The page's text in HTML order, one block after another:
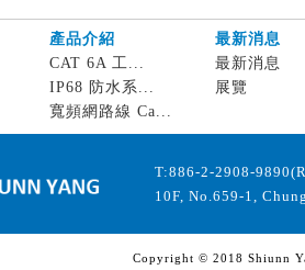
產品介紹
最新消息
CAT 6A 工...
IP68 防水系...
寬頻網路線 Ca...
最新消息
展覽
T:886-2-2908-
10F, No.659-1,
Copyright © 2018 Shiunn